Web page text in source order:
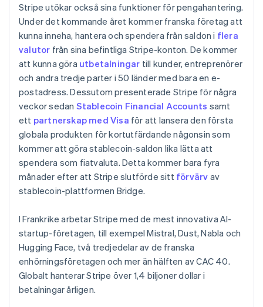
Stripe utökar också sina funktioner för pengahantering.
Under det kommande året kommer franska företag att
kunna inneha, hantera och spendera från saldon i flera
valutor från sina befintliga Stripe-konton. De kommer
att kunna göra utbetalningar till kunder, entreprenörer
och andra tredje parter i 50 länder med bara en e-
postadress. Dessutom presenterade Stripe för några
veckor sedan Stablecoin Financial Accounts samt
ett partnerskap med Visa för att lansera den första
globala produkten för kortutfärdande någonsin som
kommer att göra stablecoin-saldon lika lätta att
spendera som fiatvaluta. Detta kommer bara fyra
månader efter att Stripe slutförde sitt förvärv av
stablecoin-plattformen Bridge.
I Frankrike arbetar Stripe med de mest innovativa AI-
startup-företagen, till exempel Mistral, Dust, Nabla och
Hugging Face, två tredjedelar av de franska
enhörningsföretagen och mer än hälften av CAC 40.
Globalt hanterar Stripe över 1,4 biljoner dollar i
betalningar årligen.
DeutschEnglish
Litauen
Luxemburg
FrançaisDeutschEnglish
Malaysia
English 简体中文
Malta
English
Mexiko
English
Nederländerna
NederlandsEnglish
Norge
English
Nya Zeeland
English
Portugal
PortuguêsEnglish
Rumänien
English
Schweiz
DeutschFrançaisItaliano